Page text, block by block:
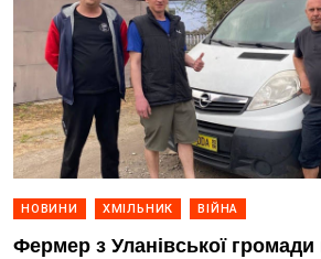
НОВИНИ ХМІЛЬНИК ВІЙНА
Фермер з Уланівської